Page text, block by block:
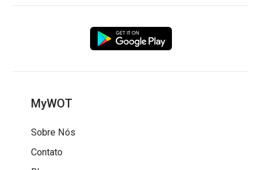
MyWOT
Sobre Nós
Contato